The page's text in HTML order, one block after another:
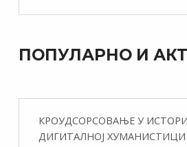
ПОПУЛАРНО И
КРОУДСОРСОВАЊЕ У
ДИГИТАЛНОЈ ХУМАНИСТИЦИ